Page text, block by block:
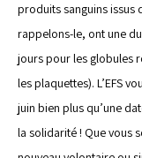
produits sanguins issus
rappelons-le, ont une
jours pour les globules
les plaquettes). L’EFS
juin bien plus qu’une
la solidarité ! Que vous